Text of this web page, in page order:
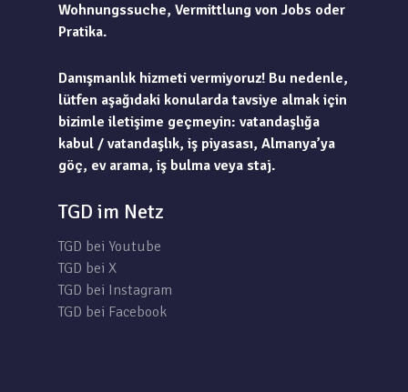
Wohnungssuche, Vermittlung von Jobs oder
Pratika.
Danışmanlık hizmeti vermiyoruz! Bu nedenle,
lütfen aşağıdaki konularda tavsiye almak için
bizimle iletişime geçmeyin: vatandaşlığa
kabul / vatandaşlık, iş piyasası, Almanya’ya
göç, ev arama, iş bulma veya staj.
TGD im Netz
TGD bei Youtube
TGD bei X
TGD bei Instagram
TGD bei Facebook